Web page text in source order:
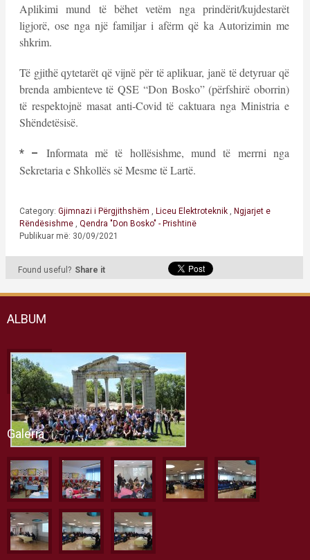
Aplikimi mund të bëhet vetëm nga prindërit/kujdestarët
ligjorë, ose nga një familjar i afërm që ka Autorizimin me
shkrim.
Të gjithë qytetarët që vijnë për të aplikuar, janë të detyruar që
brenda ambienteve të QSE “Don Bosko” (përfshirë oborrin)
të respektojnë masat anti-Covid të caktuara nga Ministria e
Shëndetësisë.
* –
Informata më të hollësishme, mund të merrni nga
Sekretaria e Shkollës së Mesme të Lartë.
Category: Gjimnazi i Përgjithshëm Liceu Elektroteknik
Ngjarjet e
Rëndësishme
Qendra "Don Bosko" - Prishtinë
Publikuar më: 30/09/2021
Found useful? Share it
ALBUM
Galeria